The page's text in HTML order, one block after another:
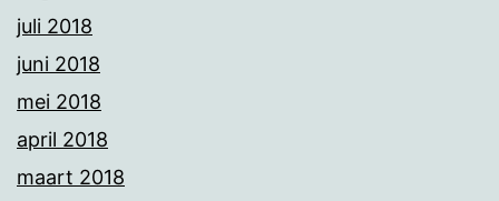
juli 2018
juni 2018
mei 2018
april 2018
maart 2018